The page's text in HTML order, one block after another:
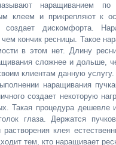
наращиванием по
клеем и прикрепляют к
дискомфорта.
кончик ресницы. Такое
в этом нет. Длину
сложнее и дольше,
клиентам данную услугу.
наращивания
создает некоторую
Такая процедура
глаза. Держатся
клея
тем, кто наращивает